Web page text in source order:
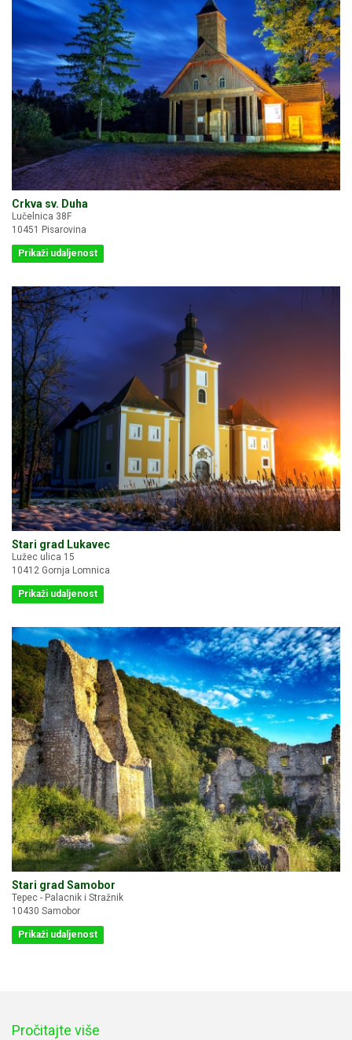
Crkva sv. Duha
Lučelnica 38F
10451 Pisarovina
Prikaži udaljenost
Stari grad Lukavec
Lužec ulica 15
10412 Gornja Lomnica
Prikaži udaljenost
Stari grad Samobor
Tepec - Palacnik i Stražnik
10430 Samobor
Prikaži udaljenost
Pročitajte više